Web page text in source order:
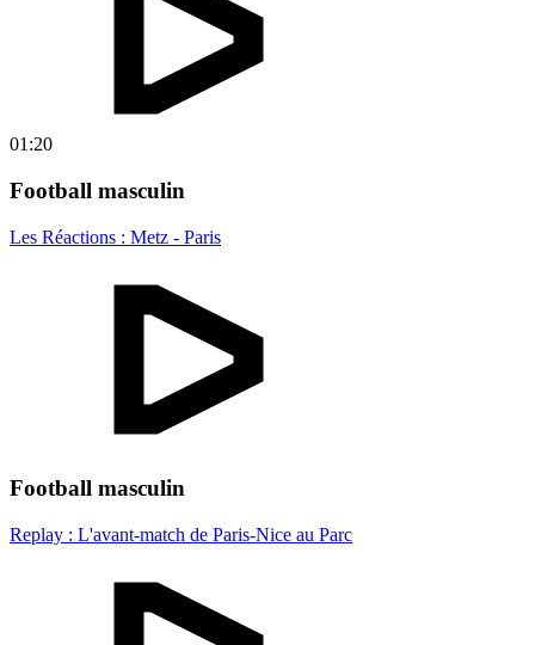
01:20
Football masculin
Les Réactions : Metz - Paris
Football masculin
Replay : L'avant-match de Paris-Nice au Parc